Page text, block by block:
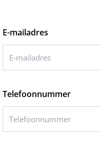
E-mailadres
Telefoonnummer